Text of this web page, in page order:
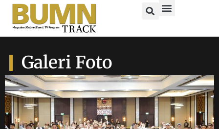
Galeri Foto